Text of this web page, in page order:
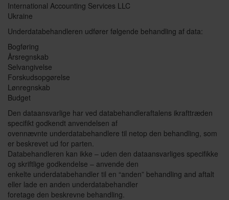
International Accounting Services LLC
Ukraine
Underdatabehandleren udfører følgende behandling af data:
Bogføring
Årsregnskab
Selvangivelse
Forskudsopgørelse
Lønregnskab
Budget
Den dataansvarlige har ved databehandleraftalens ikrafttræden
specifikt godkendt anvendelsen af
ovennævnte underdatabehandlere til netop den behandling, som
er beskrevet ud for parten.
Databehandleren kan ikke – uden den dataansvarliges specifikke
og skriftlige godkendelse – anvende den
enkelte underdatabehandler til en “anden” behandling and aftalt
eller lade en anden underdatabehandler
foretage den beskrevne behandling.